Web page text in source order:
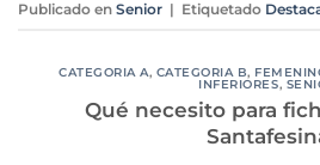
Publicado en Senior Etiquetado
CATEGORIA A, CATEGORIA B,
INFERIORES,
Qué necesito para